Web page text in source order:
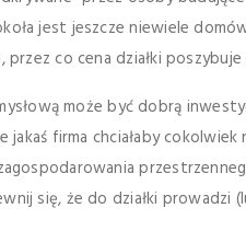
jest jeszcze niewiele
co cena działki
może być dobrą
firma chciałaby
się, że do działki prowadzi